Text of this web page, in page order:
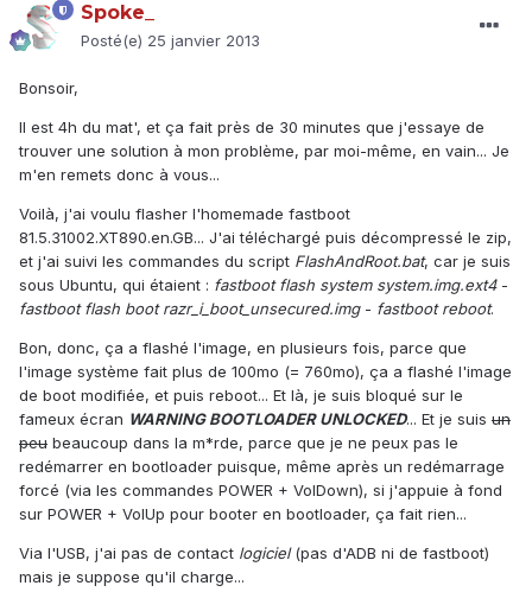
Spoke_
Posté(e) 25 janvier 2013
Bonsoir,
Il est 4h du mat', et ça fait près de 30 minutes que j'essaye de
trouver une solution à mon problème, par moi-même, en vain... Je
m'en remets donc à vous...
Voilà, j'ai voulu flasher l'homemade fastboot
81.5.31002.XT890.en.GB... J'ai téléchargé puis décompressé le zip,
et j'ai suivi les commandes du script FlashAndRoot.bat, car je suis
sous Ubuntu, qui étaient : fastboot flash system system.img.ext4 -
fastboot flash boot razr_i_boot_unsecured.img - fastboot reboot.
Bon, donc, ça a flashé l'image, en plusieurs fois, parce que
l'image système fait plus de 100mo (= 760mo), ça a flashé l'image
de boot modifiée, et puis reboot... Et là, je suis bloqué sur le
fameux écran WARNING BOOTLOADER UNLOCKED... Et je suis un
peu beaucoup dans la m*rde, parce que je ne peux pas le
redémarrer en bootloader puisque, même après un redémarrage
forcé (via les commandes POWER + VolDown), si j'appuie à fond
sur POWER + VolUp pour booter en bootloader, ça fait rien...
Via l'USB, j'ai pas de contact logiciel(pas d'ADB ni de fastboot)
mais je suppose qu'il charge...